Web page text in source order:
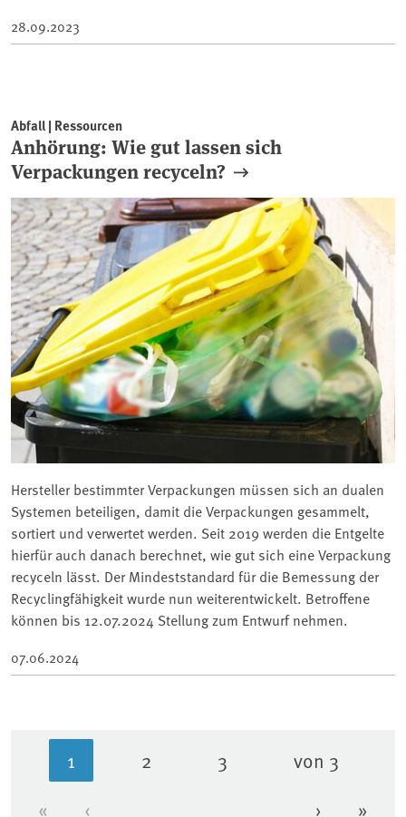
28.09.2023
Abfall | Ressourcen
Anhörung: Wie gut lassen sich
Verpackungen recyceln?
Hersteller bestimmter Verpackungen müssen sich an dualen
Systemen beteiligen, damit die Verpackungen gesammelt,
sortiert und verwertet werden. Seit 2019 werden die Entgelte
hierfür auch danach berechnet, wie gut sich eine Verpackung
recyceln lässt. Der Mindeststandard für die Bemessung der
Recyclingfähigkeit wurde nun weiterentwickelt. Betroffene
können bis 12.07.2024 Stellung zum Entwurf nehmen.
07.06.2024
« ‹
Aktuelle Seite
1 Seite
2 Seite
3 von 3
› »